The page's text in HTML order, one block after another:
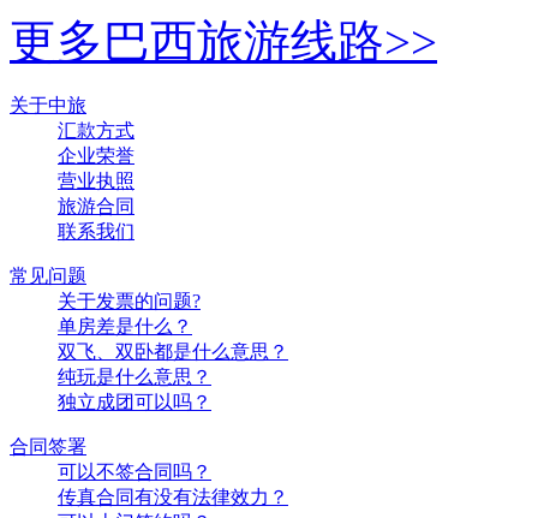
更多巴西旅游线路>>
关于中旅
汇款方式
企业荣誉
营业执照
旅游合同
联系我们
常见问题
关于发票的问题?
单房差是什么？
双飞、双卧都是什么意思？
纯玩是什么意思？
独立成团可以吗？
合同签署
可以不签合同吗？
传真合同有没有法律效力？